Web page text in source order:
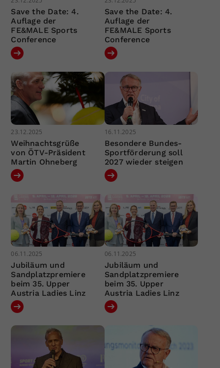
Save the Date: 4.
Auflage der
FE&MALE Sports
Conference
Save the Date: 4.
Auflage der
FE&MALE Sports
Conference
23.12.2025
Weihnachtsgrüße
von ÖTV-Präsident
Martin Ohneberg
16.11.2025
Besondere Bundes-
Sportförderung soll
2027 wieder steigen
06.11.2025
Jubiläum und
Sandplatzpremiere
beim 35. Upper
Austria Ladies Linz
06.11.2025
Jubiläum und
Sandplatzpremiere
beim 35. Upper
Austria Ladies Linz